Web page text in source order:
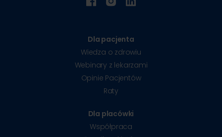
Dla pacjenta
Wiedza o zdrowiu
Webinary z lekarzami
Opinie Pacjentów
Raty
Dla placówki
Współpraca